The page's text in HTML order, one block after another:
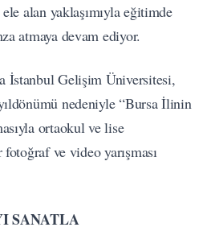
alan yaklaşımıyla eğitimde
atmaya devam ediyor.
İstanbul Gelişim Üniversitesi,
nedeniyle “Bursa İlinin
ortaokul ve lise
ve video yarışması
SANATLA